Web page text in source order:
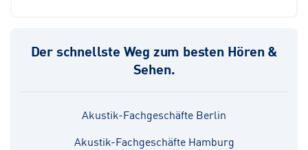
Der schnellste Weg zum besten Hören &
Sehen.
Akustik-Fachgeschäfte Berlin
Akustik-Fachgeschäfte Hamburg